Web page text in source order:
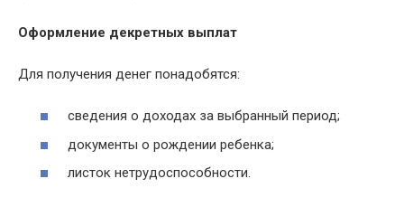
Оформление декретных выплат
Для получения денег понадобятся:
сведения о доходах за выбранный период;
документы о рождении ребенка;
листок нетрудоспособности.